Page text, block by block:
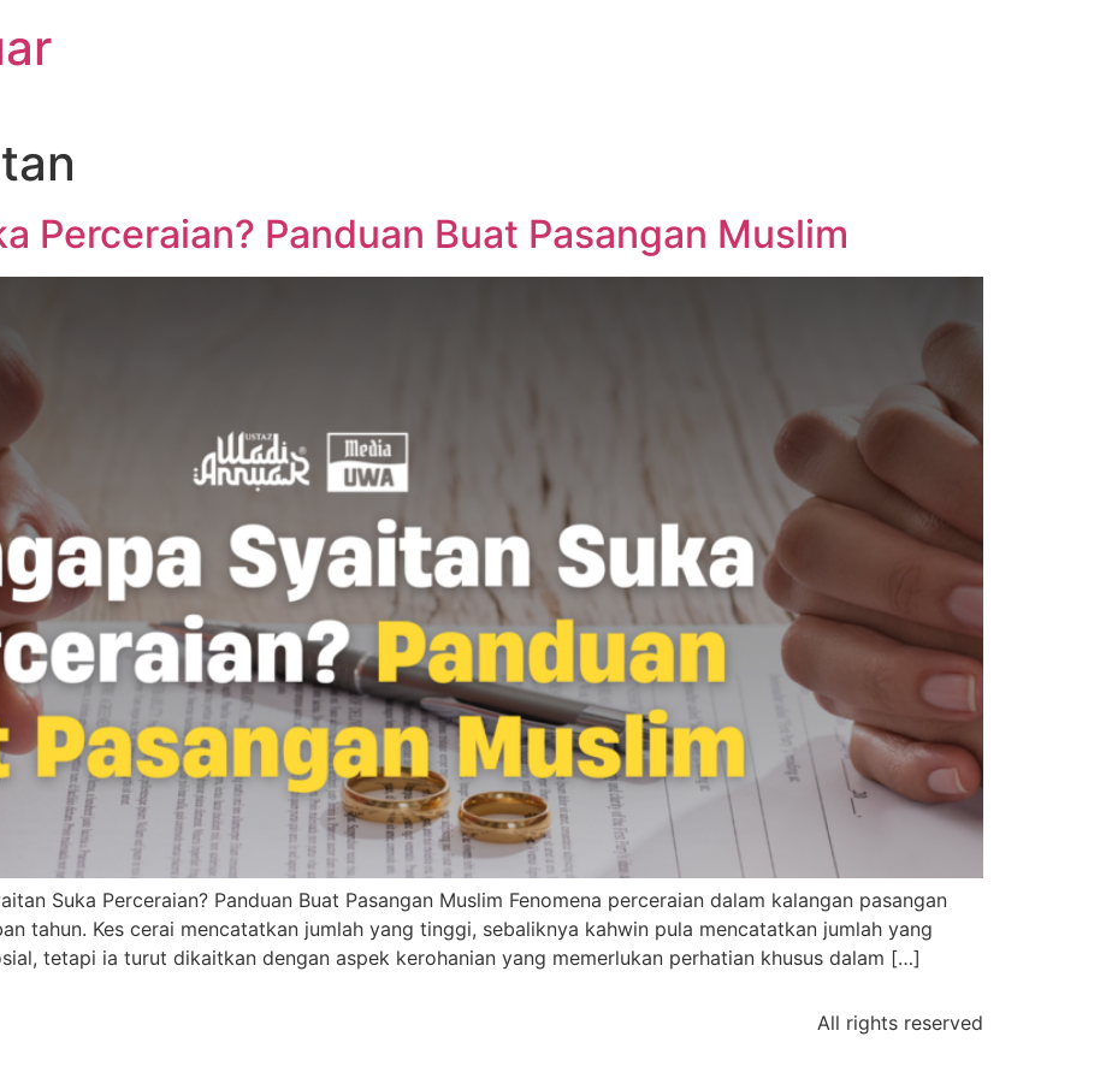
Perceraian? Panduan Buat Pasangan Muslim
Suka Perceraian? Panduan Buat Pasangan Muslim Fenomena perceraian dalam kalangan pasangan
tahun. Kes cerai mencatatkan jumlah yang tinggi, sebaliknya kahwin pula mencatatkan jumlah yang
tetapi ia turut dikaitkan dengan aspek kerohanian yang memerlukan perhatian khusus dalam […]
All rights reserved